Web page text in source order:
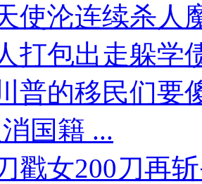
使沦连续杀人
打包出走躲学
普的移民们要
国籍 ...
戳女200刀再